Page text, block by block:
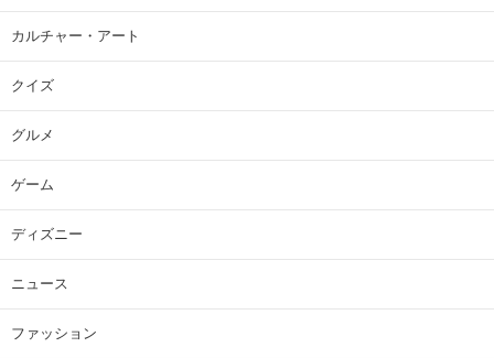
カルチャー・アート
クイズ
グルメ
ゲーム
ディズニー
ニュース
ファッション